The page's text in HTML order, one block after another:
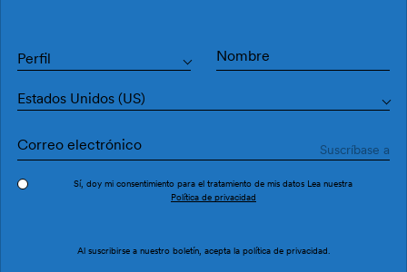
Ref. NP5107-1
Perfil
Estados Unidos (US)
Sí, doy mi consentimiento para el tratamiento de mis datos Lea nuestra
Política de privacidad
Al suscribirse a nuestro boletín, acepta la política de privacidad